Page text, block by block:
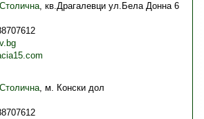
,кв.Драгалевци ул.Бела Донна 6
,м. Конски дол